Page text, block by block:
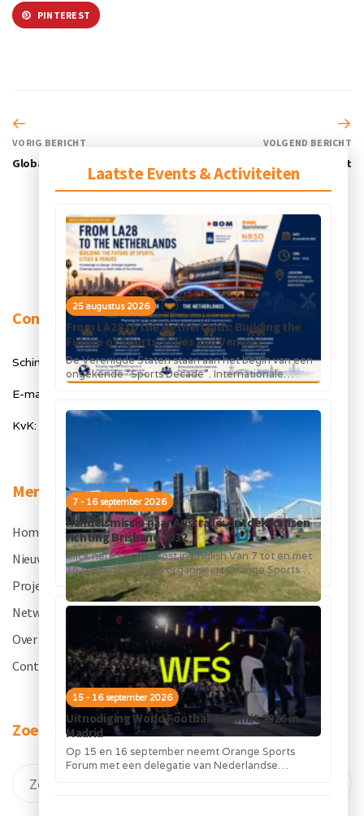
Laatste Events & Activiteiten
25 augustus 2026
From LA28 to the Netherlands: Building the
Future of Sports, Cities and Venues
De Verenigde Staten staan aan het begin van een
ongekende “Sports Decade”. Internationale
topsportevenementen en grote investeringen in
7 - 16 september 2026
Handelsmissie naar Australië: ontdek kansen
richting Brisbane 2032
Click here for the post in English Van 7 tot en met
16 september 2026 organiseert Orange Sports
Forum in...
15 - 16 september 2026
Uitnodiging World Football Summit 2026 in
Madrid
Op 15 en 16 september neemt Orange Sports
Forum met een delegatie van Nederlandse
PINTEREST
VORIG BERICHT
Global tenders
VOLGEND BERICHT
European public procurement
Contact
Schimmelt 40, 5611 ZX Eindhoven
E-mail: info@orangesportsforum.com
KvK: 50334905
Menu
Home
Nieuws
Projecten
Netwerk
Over OSF
Contact
Zoeken